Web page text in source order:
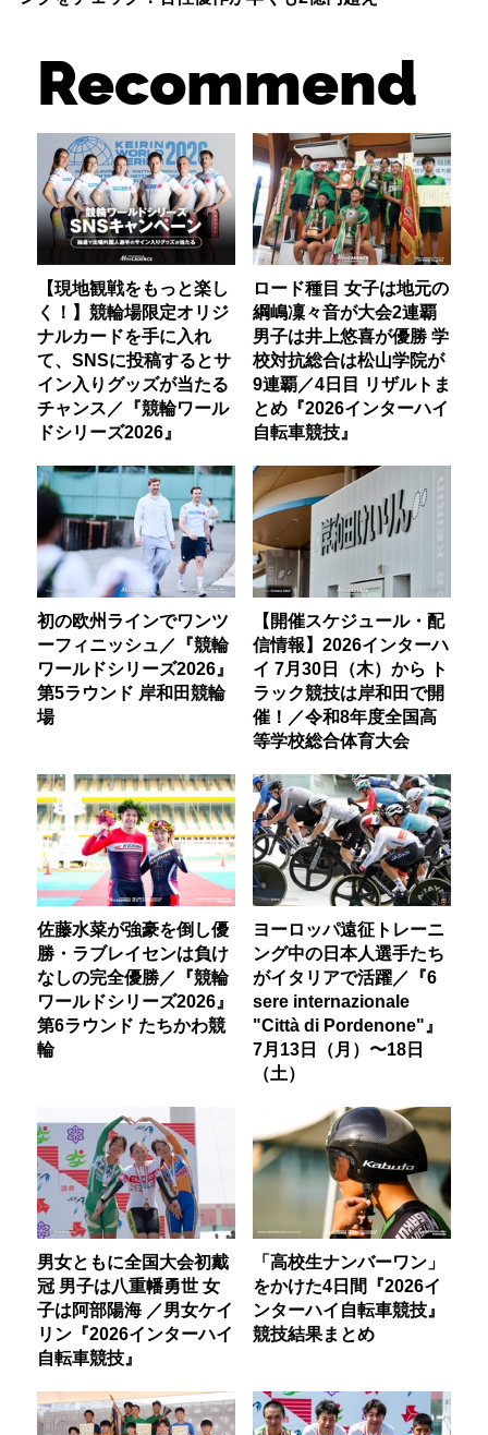
Recommend
【現地観戦をもっと楽し
く！】競輪場限定オリジ
ナルカードを手に入れ
て、SNSに投稿するとサ
イン入りグッズが当たる
チャンス／『競輪ワール
ドシリーズ2026』
ロード種目 女子は地元の
綱嶋凜々音が大会2連覇
男子は井上悠喜が優勝 学
校対抗総合は松山学院が
9連覇／4日目 リザルトま
とめ『2026インターハイ
自転車競技』
初の欧州ラインでワンツ
ーフィニッシュ／『競輪
ワールドシリーズ2026』
第5ラウンド 岸和田競輪
場
【開催スケジュール・配
信情報】2026インターハ
イ 7月30日（木）から ト
ラック競技は岸和田で開
催！／令和8年度全国高
等学校総合体育大会
佐藤水菜が強豪を倒し優
勝・ラブレイセンは負け
なしの完全優勝／『競輪
ワールドシリーズ2026』
第6ラウンド たちかわ競
輪
ヨーロッパ遠征トレーニ
ング中の日本人選手たち
がイタリアで活躍／『6
sere internazionale
"Città di Pordenone"』
7月13日（月）〜18日
（土）
男女ともに全国大会初戴
冠 男子は八重幡勇世 女
子は阿部陽海 ／男女ケイ
リン『2026インターハイ
自転車競技』
「高校生ナンバーワン」
をかけた4日間『2026イ
ンターハイ自転車競技』
競技結果まとめ